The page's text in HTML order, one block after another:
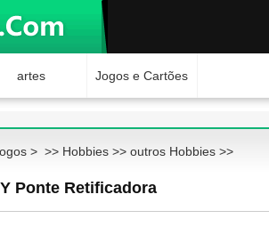
artes Jogos e Cartões
> >> Hobbies>> outros Hobbies>>
Ponte Retificadora